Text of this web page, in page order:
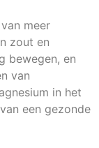
meer
zout en
bewegen, en
van
in het
een gezonde